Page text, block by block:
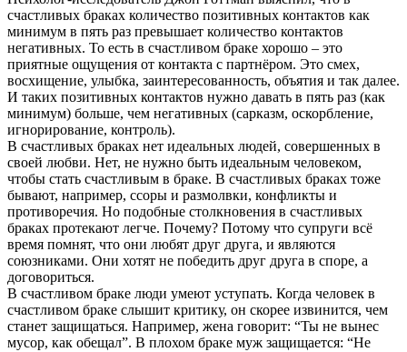
счастливых браках количество позитивных контактов как
минимум в пять раз превышает количество контактов
негативных. То есть в счастливом браке хорошо – это
приятные ощущения от контакта с партнёром. Это смех,
восхищение, улыбка, заинтересованность, объятия и так далее.
И таких позитивных контактов нужно давать в пять раз (как
минимум) больше, чем негативных (сарказм, оскорбление,
игнорирование, контроль).
В счастливых браках нет идеальных людей, совершенных в
своей любви. Нет, не нужно быть идеальным человеком,
чтобы стать счастливым в браке. В счастливых браках тоже
бывают, например, ссоры и размолвки, конфликты и
противоречия. Но подобные столкновения в счастливых
браках протекают легче. Почему? Потому что супруги всё
время помнят, что они любят друг друга, и являются
союзниками. Они хотят не победить друг друга в споре, а
договориться.
В счастливом браке люди умеют уступать. Когда человек в
счастливом браке слышит критику, он скорее извинится, чем
станет защищаться. Например, жена говорит: “Ты не вынес
мусор, как обещал”. В плохом браке муж защищается: “Не